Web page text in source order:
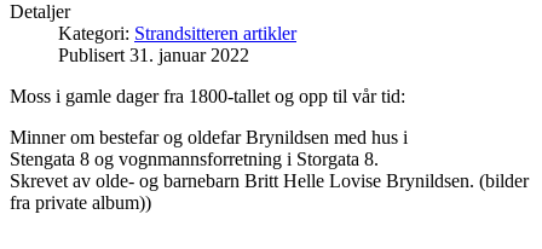
Detaljer
Kategori: Strandsitteren artikler
Publisert 31. januar 2022
Moss i gamle dager fra 1800-tallet og opp til vår tid:
Minner om bestefar og oldefar Brynildsen med hus i
Stengata 8 og vognmannsforretning i Storgata 8.
Skrevet av olde- og barnebarn Britt Helle Lovise Brynildsen. (bilder
fra private album))